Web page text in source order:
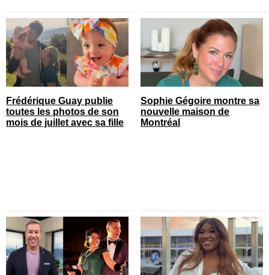
Frédérique Guay publie
toutes les photos de son
mois de juillet avec sa fille
Sophie Gégoire montre sa
nouvelle maison de
Montréal